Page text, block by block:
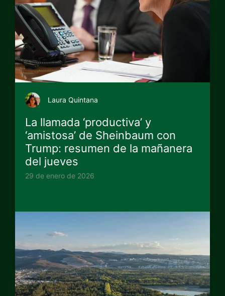
Laura Quintana
La llamada ‘productiva’ y
‘amistosa’ de Sheinbaum con
Trump: resumen de la mañanera
del jueves
29 de enero de 2026